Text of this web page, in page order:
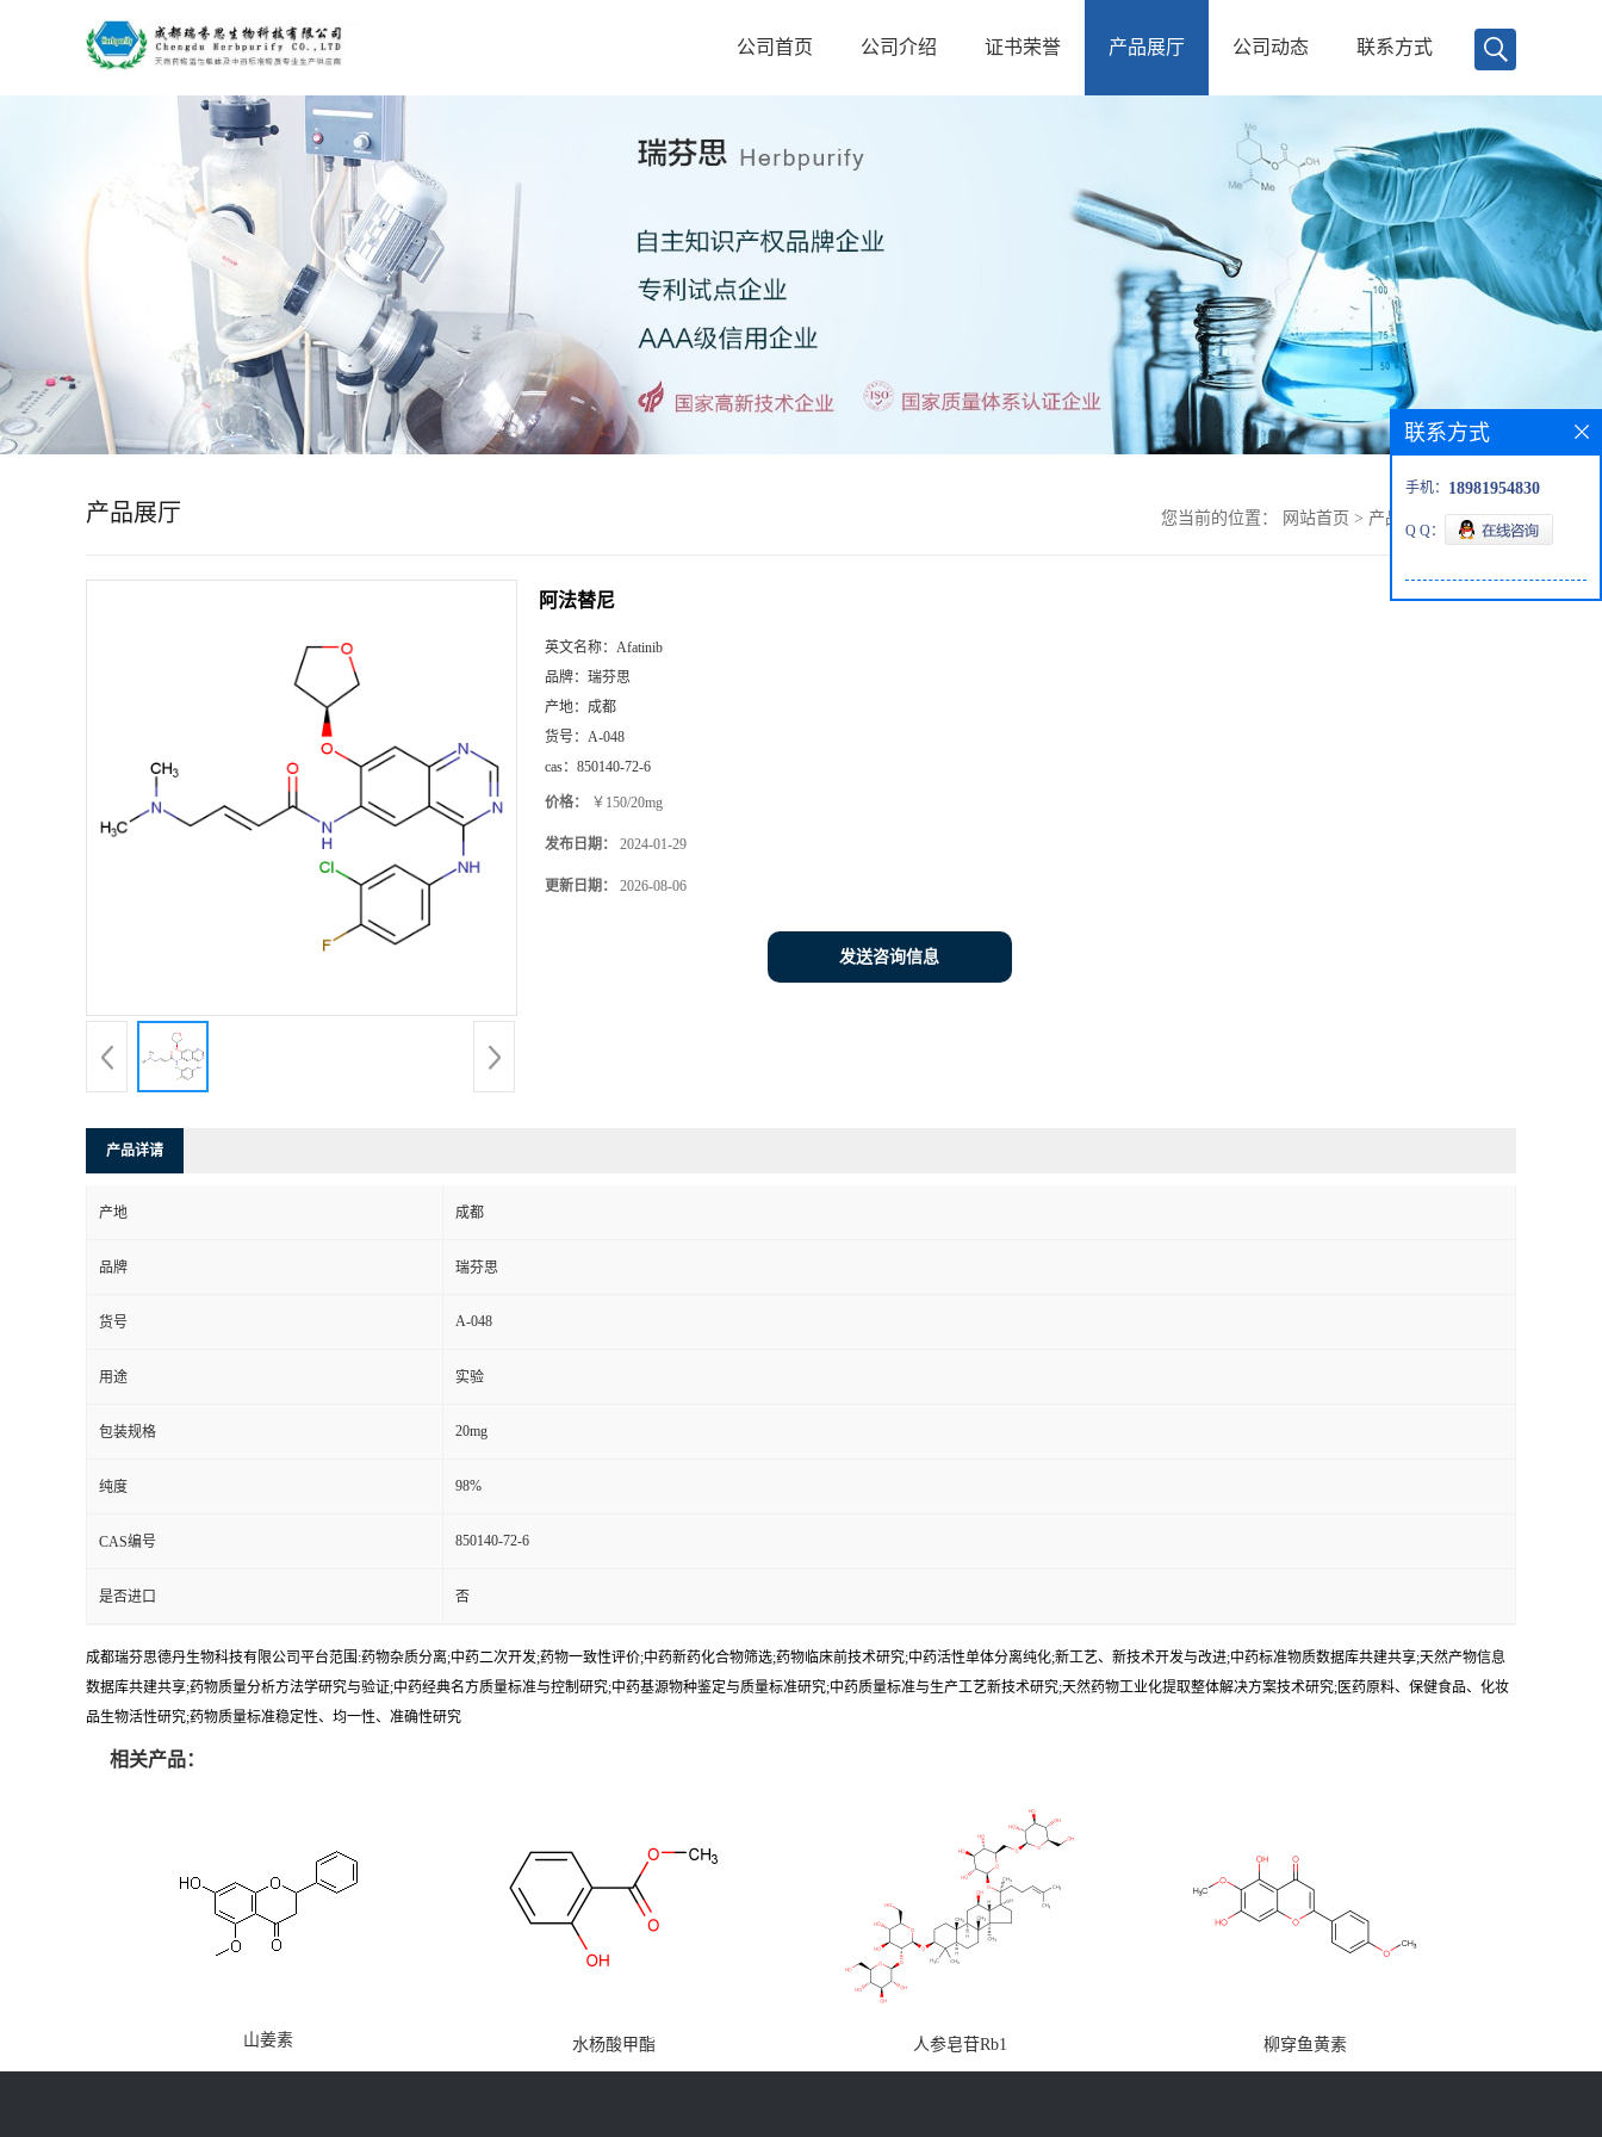
司
介
公司首页 公司介绍 证书荣誉 产品展厅 公司动态 联系方式
产品展厅 您当前的位置： 网站首页 > 产品展厅 >阿法替尼
阿法替尼
英文名称： Afatinib
品牌： 瑞芬思
产地： 成都
货号： A-048
cas： 850140-72-6
价格： ￥150/20mg
发布日期： 2024-01-29
更新日期： 2026-08-06
发送咨询信息
产品详请
产地 成都
品牌 瑞芬思
货号 A-048
用途 实验
包装规格 20mg
纯度 98%
CAS编号 850140-72-6
是否进口 否
成都瑞芬思德丹生物科技有限公司平台范围:药物杂质分离;中药二次开发;药物一致性评价;中药新药化合物筛选;药物临床前技术研究;中药活性单体分离纯化;新工艺、新技术开发与改进;中药标准物质数据库共建共享;天然产物信息
数据库共建共享;药物质量分析方法学研究与验证;中药经典名方质量标准与控制研究;中药基源物种鉴定与质量标准研究;中药质量标准与生产工艺新技术研究;天然药物工业化提取整体解决方案技术研究;医药原料、保健食品、化妆
品生物活性研究;药物质量标准稳定性、均一性、准确性研究
相关产品：
山姜素 水杨酸甲酯 人参皂苷Rb1 柳穿鱼黄素
联系方式
手机： 18981954830
Q Q：